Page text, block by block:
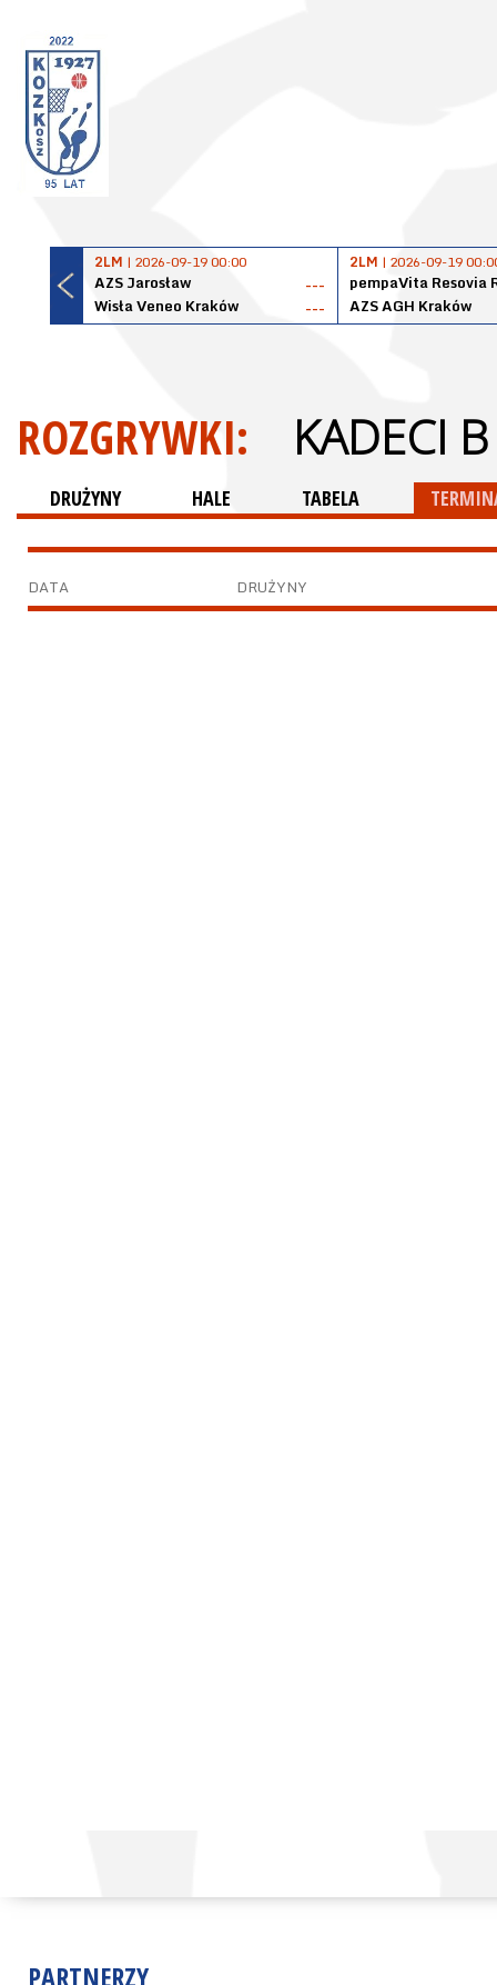
2LM | 2026-09-19 00:00
AZS Jarosław
---
Wisła Veneo Kraków
---
2LM | 2026-09-19
pempaVita Resovia
AZS AGH Kraków
ROZGRYWKI: KADECI
DRUŻYNY HALE TABELA
DATA DRUŻYNY
PARTNERZY